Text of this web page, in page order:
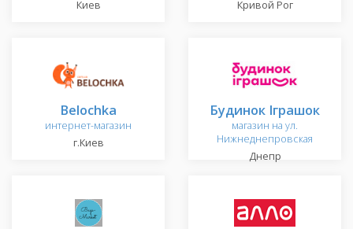
Киев
Кривой Рог
Belochka
интернет-магазин
г.Киев
Будинок Іграшок
магазин на ул.
Нижнеднепровская
Днепр